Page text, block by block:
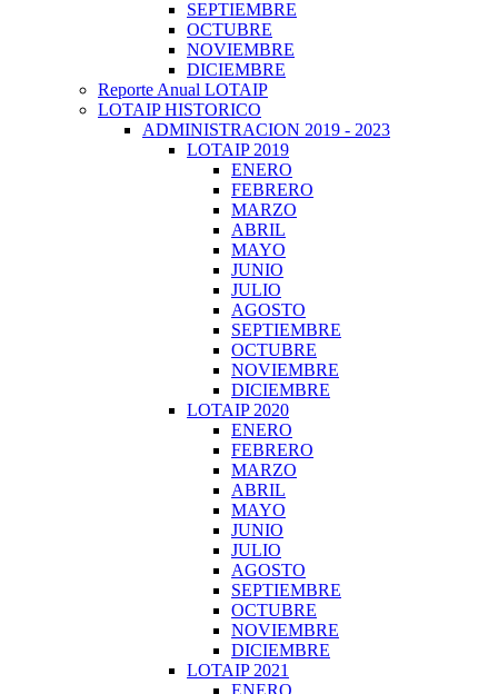
SEPTIEMBRE
OCTUBRE
NOVIEMBRE
DICIEMBRE
Reporte Anual LOTAIP
LOTAIP HISTORICO
ADMINISTRACION 2019 - 2023
LOTAIP 2019
ENERO
FEBRERO
MARZO
ABRIL
MAYO
JUNIO
JULIO
AGOSTO
SEPTIEMBRE
OCTUBRE
NOVIEMBRE
DICIEMBRE
LOTAIP 2020
ENERO
FEBRERO
MARZO
ABRIL
MAYO
JUNIO
JULIO
AGOSTO
SEPTIEMBRE
OCTUBRE
NOVIEMBRE
DICIEMBRE
LOTAIP 2021
ENERO